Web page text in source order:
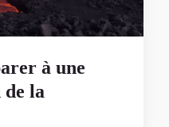
à une
la